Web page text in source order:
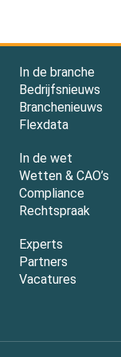
In de branche
Bedrijfsnieuws
Branchenieuws
Flexdata
In de wet
Wetten & CAO’s
Compliance
Rechtspraak
Experts
Partners
Vacatures